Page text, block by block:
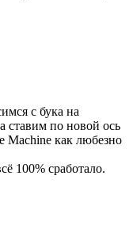
с бука на
ставим по новой ось
Machine как любезно
100% сработало.